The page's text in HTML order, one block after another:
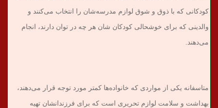
کودکانی که با ذوق و شوق لوازم مدرسه‌شان را انتخاب می‌کنند و
والدینی که برای خوشحالی کودکان شان هر چه در توان دارند، انجام
می‌دهند.
متاسفانه یکی از مواردی که خانواده‌ها کمتر مورد توجه قرار می‌دهند،
بهداشت و سلامت لوازم تحریری است که برای فرزندانشان تهیه